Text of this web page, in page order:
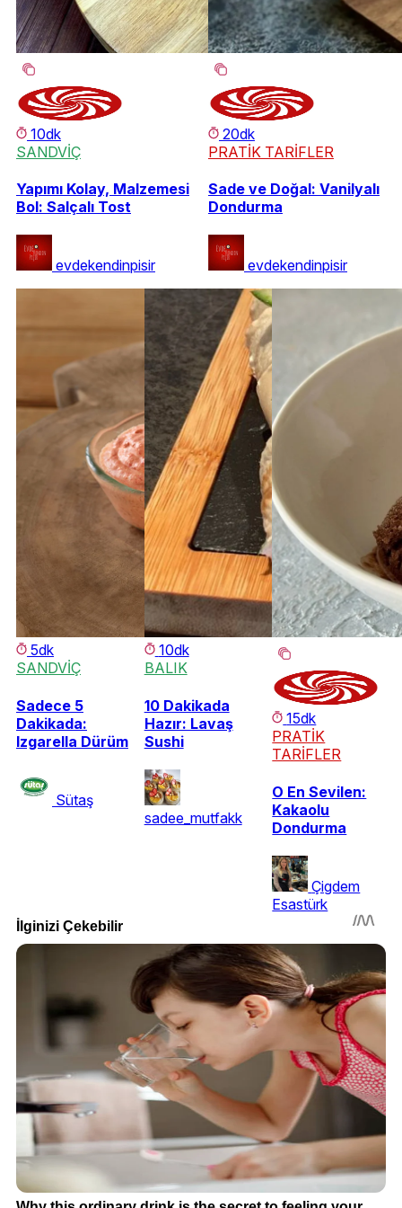
10dk
SANDVİÇ
Yapımı Kolay, Malzemesi
Bol: Salçalı Tost
evdekendinpisir
20dk
PRATİK TARİFLER
Sade ve Doğal: Vanilyalı
Dondurma
evdekendinpisir
5dk
SANDVİÇ
Sadece 5
Dakikada:
Izgarella Dürüm
Sütaş
10dk
BALIK
10 Dakikada
Hazır: Lavaş
Sushi
sadee_mutfakk
15dk
PRATİK
TARİFLER
O En Sevilen:
Kakaolu
Dondurma
Çigdem
Esastürk